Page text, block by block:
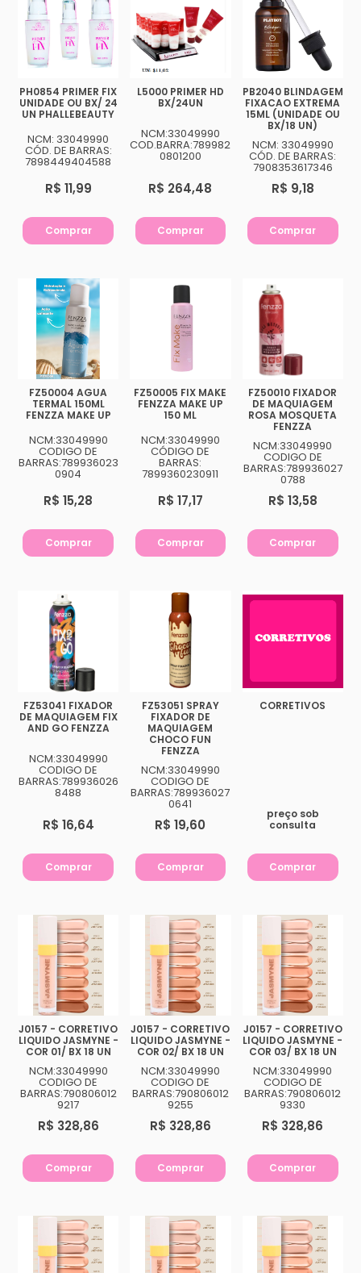
PH0854 PRIMER FIX
UNIDADE OU BX/ 24
UN PHALLEBEAUTY
NCM: 33049990
CÓD. DE BARRAS:
7898449404588
R$ 11,99
Comprar
L5000 PRIMER HD
BX/24UN
NCM:33049990
COD.BARRA:789982
0801200
R$ 264,48
Comprar
PB2040 BLINDAGEM
FIXACAO EXTREMA
15ML (UNIDADE OU
BX/18 UN)
NCM: 33049990
CÓD. DE BARRAS:
7908353617346
R$ 9,18
Comprar
FZ50004 AGUA
TERMAL 150ML
FENZZA MAKE UP
NCM:33049990
CODIGO DE
BARRAS:789936023
0904
R$ 15,28
Comprar
FZ50005 FIX MAKE
FENZZA MAKE UP
150 ML
NCM:33049990
CÓDIGO DE
BARRAS:
7899360230911
R$ 17,17
Comprar
FZ50010 FIXADOR
DE MAQUIAGEM
ROSA MOSQUETA
FENZZA
NCM:33049990
CODIGO DE
BARRAS:789936027
0788
R$ 13,58
Comprar
FZ53041 FIXADOR
DE MAQUIAGEM FIX
AND GO FENZZA
NCM:33049990
CODIGO DE
BARRAS:789936026
8488
R$ 16,64
Comprar
FZ53051 SPRAY
FIXADOR DE
MAQUIAGEM
CHOCO FUN
FENZZA
NCM:33049990
CODIGO DE
BARRAS:789936027
0641
R$ 19,60
Comprar
CORRETIVOS
preço sob
consulta
Comprar
J0157 - CORRETIVO
LIQUIDO JASMYNE -
COR 01/ BX 18 UN
NCM:33049990
CODIGO DE
BARRAS:790806012
9217
R$ 328,86
Comprar
J0157 - CORRETIVO
LIQUIDO JASMYNE -
COR 02/ BX 18 UN
NCM:33049990
CODIGO DE
BARRAS:790806012
9255
R$ 328,86
Comprar
J0157 - CORRETIVO
LIQUIDO JASMYNE -
COR 03/ BX 18 UN
NCM:33049990
CODIGO DE
BARRAS:790806012
9330
R$ 328,86
Comprar